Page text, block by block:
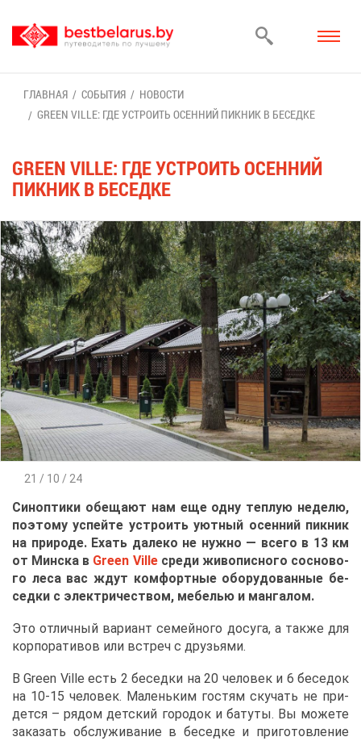
ГЛАВ­НАЯ СО­БЫ­ТИЯ
НО­ВО­СТИ
GREEN VILLE: ГДЕ УСТРО­ИТЬ ОСЕН­НИЙ ПИК­НИК В БЕ­СЕД­КЕ
GREEN VILLE: ГДЕ УСТРО­ИТЬ ОСЕН­НИЙ
ПИК­НИК В БЕ­СЕД­КЕ
21 / 10 / 24
Си­ноп­ти­ки обе­ща­ют нам еще од­ну теп­лую неде­лю,
по­это­му успей­те устро­ить уют­ный осен­ний пик­ник
на при­ро­де. Ехать да­ле­ко не нуж­но — все­го в 13 км
от Мин­ска в Green Villeсре­ди жи­во­пис­но­го сос­но­во­
го ле­са вас ждут ком­форт­ные обо­ру­до­ван­ные бе­
сед­ки с элек­три­че­ством, ме­бе­лью и ман­га­лом.
Это от­лич­ный ва­ри­ант се­мей­но­го до­су­га, а та­к­же для
кор­по­ра­ти­вов или встреч с дру­зья­ми.
В Green Ville есть 2 бе­сед­ки на 20 че­ло­век и 6 бе­се­док
на 10-15 че­ло­век. Ма­лень­ким го­стям ску­чать не при­
дет­ся – ря­дом дет­ский го­ро­док и ба­ту­ты. Вы мо­же­те
за­ка­зать об­слу­жи­ва­ние в бе­сед­ке и при­го­тов­ле­ние